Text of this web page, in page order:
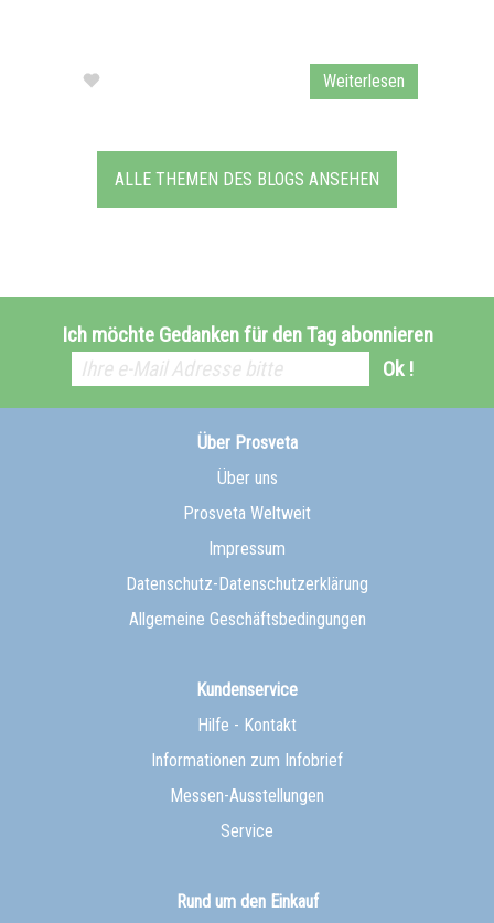
Weiterlesen
ALLE THEMEN DES BLOGS ANSEHEN
Ich möchte Gedanken für den Tag abonnieren
Ok !
Über Prosveta
Über uns
Prosveta Weltweit
Impressum
Datenschutz-Datenschutzerklärung
Allgemeine Geschäftsbedingungen
Kundenservice
Hilfe - Kontakt
Informationen zum Infobrief
Messen-Ausstellungen
Service
Rund um den Einkauf